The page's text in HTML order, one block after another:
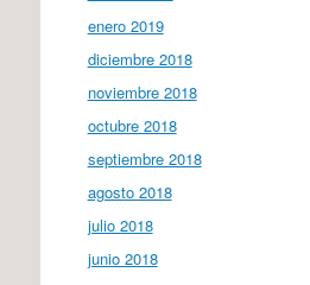
enero 2019
diciembre 2018
noviembre 2018
octubre 2018
septiembre 2018
agosto 2018
julio 2018
junio 2018